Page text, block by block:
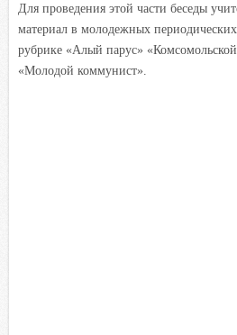
Для проведения этой части беседы
материал в молодежных
рубрике «Алый парус»
«Молодой коммунист».